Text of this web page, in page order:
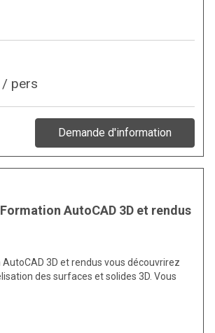
/ pers
Demande d'information
Formation AutoCAD 3D et rendus
3D et rendus vous découvrirez
des surfaces et solides 3D. Vous